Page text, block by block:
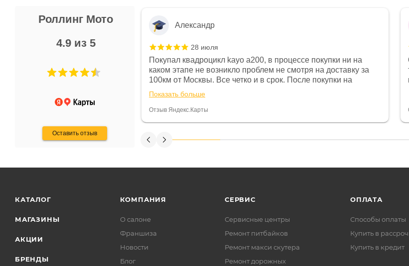
Роллинг Мото
4.9 из 5
Оставить отзыв
Не понравились условия
и дают только на год)
Александр
28 июля
Покупал квадроцикл kayo a200, в процессе покупки ни на
каком этапе не возникло проблем не смотря на доставку за
100км от Москвы. Все четко и в срок. После покупки на
спидометре всегда был 0, при этом представители магазина
постоянно были на связи и в итоге проблема была решена.
Считаю, что это говорит о небезразличии к клиенту после
Показать больше
Отзыв Яндекс.Карты
КАТАЛОГ
МАГАЗИНЫ
АКЦИИ
БРЕНДЫ
КОМПАНИЯ
О салоне
Франшиза
Новости
Блог
СЕРВИС
Сервисные центры
Ремонт питбайков
Ремонт макси скутера
Ремонт дорожных
ОПЛАТА
Способы оплаты
Купить в
Купить в кредит